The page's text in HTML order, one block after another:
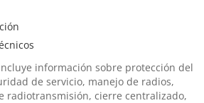
información sobre protección del
de servicio, manejo de radios,
radiotransmisión, cierre centralizado,